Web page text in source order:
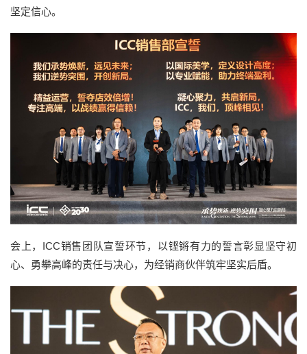
坚定信心。
会上，ICC销售团队宣誓环节，以铿锵有力的誓言彰显坚守初
心、勇攀高峰的责任与决心，为经销商伙伴筑牢坚实后盾。